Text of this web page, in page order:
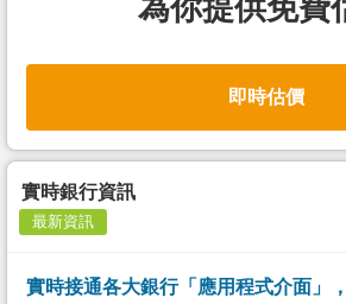
為你提供免費
即時估價
實時銀行資訊
最新資訊
實時接通各大銀行「應用程式介面」